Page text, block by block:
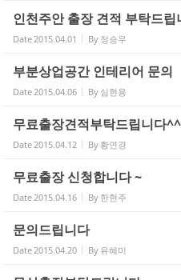
인천주안 출장 견적 부탁드립
Date 2015.04.01 By 정승우
부분상업공간 인테리어 문의
Date 2015.04.06 By 심현용
무료출장견적부탁드립니다^^
Date 2015.04.12 By 황연경
무료출장 신청합니다 ~
Date 2015.04.16 By 한현주
문의드립니다
Date 2015.04.20 By 유혜미